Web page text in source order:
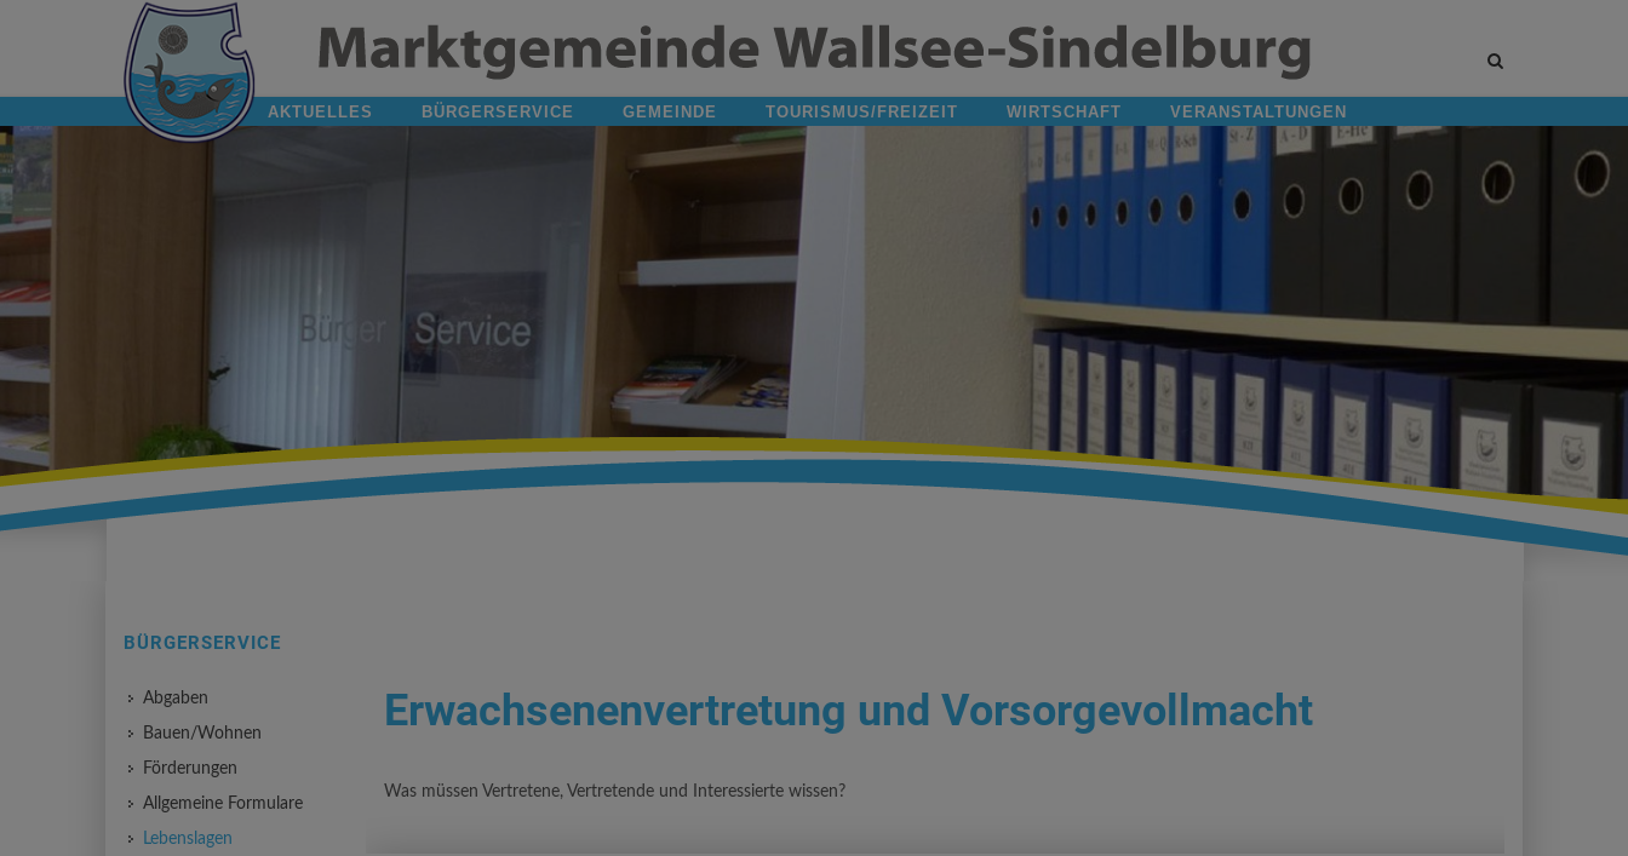
Site
AKTUELLES BÜRGERSERVICE GEMEINDE TOURISMUS/FREIZEIT WIRTSCHAFT VERANSTALTUNGEN
Erwachsenenvertretung und Vorsorgevollmacht
Was müssen Vertretene, Vertretende und Interessierte wissen?
BÜRGERSERVICE
Abgaben
Bauen/Wohnen
Förderungen
Allgemeine Formulare
Lebenslagen